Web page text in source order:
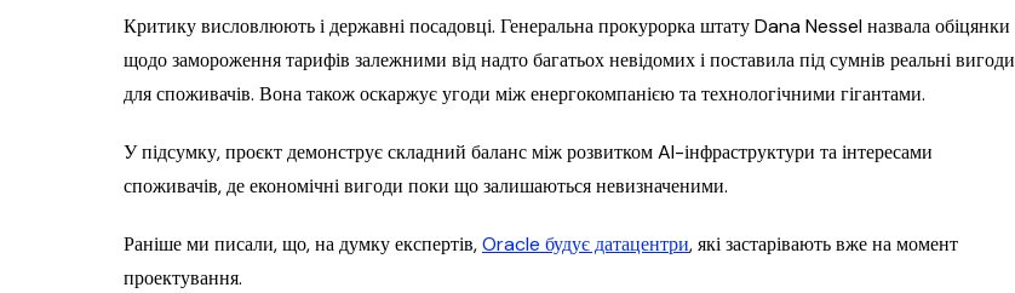
Критику висловлюють і державні посадовці. Генеральна прокурорка штату Dana Nessel назвала обіцянки
щодо замороження тарифів залежними від надто багатьох невідомих і поставила під сумнів реальні вигоди
для споживачів. Вона також оскаржує угоди між енергокомпанією та технологічними гігантами.
У підсумку, проєкт демонструє складний баланс між розвитком AI-інфраструктури та інтересами
споживачів, де економічні вигоди поки що залишаються невизначеними.
Раніше ми писали, що, на думку експертів,Oracle будує датацентри, які застарівають вже на момент
проектування.